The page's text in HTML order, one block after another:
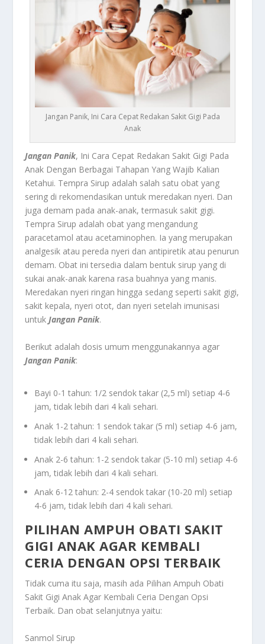
Jangan Panik, Ini Cara Cepat Redakan Sakit Gigi Pada
Anak
Jangan Panik, Ini Cara Cepat Redakan Sakit Gigi Pada
Anak Dengan Berbagai Tahapan Yang Wajib Kalian
Ketahui. Tempra Sirup adalah salah satu obat yang
sering di rekomendasikan untuk meredakan nyeri. Dan
juga demam pada anak-anak, termasuk sakit gigi.
Tempra Sirup adalah obat yang mengandung
paracetamol atau acetaminophen. Ia yang merupakan
analgesik atau pereda nyeri dan antipiretik atau penurun
demam. Obat ini tersedia dalam bentuk sirup yang di
sukai anak-anak karena rasa buahnya yang manis.
Meredakan nyeri ringan hingga sedang seperti sakit gigi,
sakit kepala, nyeri otot, dan nyeri setelah imunisasi
untukJangan Panik.
Berikut adalah dosis umum menggunakannya agar
Jangan Panik:
Bayi 0-1 tahun: 1/2 sendok takar (2,5 ml) setiap 4-6
jam, tidak lebih dari 4 kali sehari.
Anak 1-2 tahun: 1 sendok takar (5 ml) setiap 4-6 jam,
tidak lebih dari 4 kali sehari.
Anak 2-6 tahun: 1-2 sendok takar (5-10 ml) setiap 4-6
jam, tidak lebih dari 4 kali sehari.
Anak 6-12 tahun: 2-4 sendok takar (10-20 ml) setiap
4-6 jam, tidak lebih dari 4 kali sehari.
PILIHAN AMPUH OBATI SAKIT
GIGI ANAK AGAR KEMBALI
CERIA DENGAN OPSI TERBAIK
Tidak cuma itu saja, masih ada Pilihan Ampuh Obati
Sakit Gigi Anak Agar Kembali Ceria Dengan Opsi
Terbaik. Dan obat selanjutnya yaitu:
Sanmol Sirup